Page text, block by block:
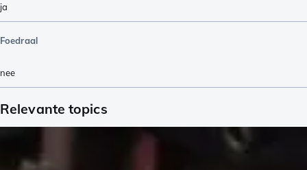
ja
Foedraal
nee
Relevante topics